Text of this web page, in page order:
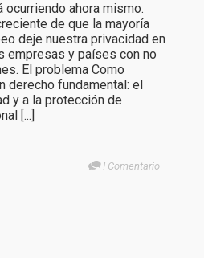
ahora mismo.
de que la mayoría
deje nuestra privacidad en
empresas y países con no
El problema Como
derecho fundamental: el
y a la protección de
[...]
! Comentario